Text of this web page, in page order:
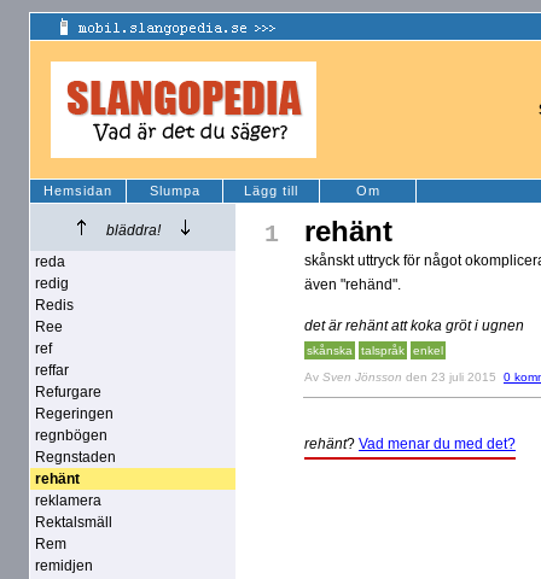
Hemsidan Slumpa Lägg till Om
bläddra!
reda
redig
Redis
Ree
ref
reffar
Refurgare
Regeringen
regnbögen
Regnstaden
rehänt
reklamera
Rektalsmäll
Rem
remidjen
1 rehänt
skånskt uttryck för något
även "rehänd".
det är rehänt att koka gröt i ugnen
skånska talspråk enkel
Av Sven Jönsson den 23 juli 2015 0
rehänt? Vad menar du med det?